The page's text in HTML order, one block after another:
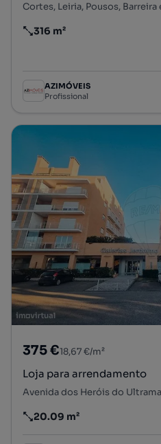
Cortes, Leiria, Pousos,
Preço por metro quadrado
316 m²
AZIMÓVEIS
Profissional
375 €18,67 €/m²
Loja para arrendamento
Avenida dos Heróis do
Preço por metro quadrado
20.09 m²